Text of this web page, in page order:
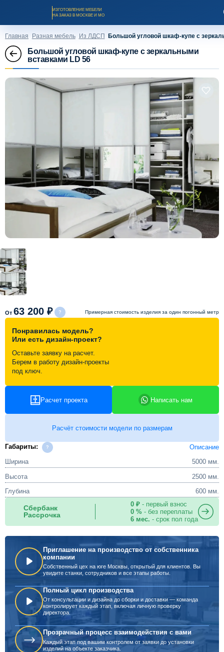
ИЗГОТОВЛЕНИЕ МЕБЕЛИ
НА ЗАКАЗ В МОСКВЕ И МО
Заказать звонок
О компании
Оплата и доставка
Рассрочка и кредит
Акции и скидки
Видеоотзывы
Статьи
Контакты
Главная Разная мебель Из ЛДСП Большой угловой шкаф-купе с
Большой угловой шкаф-купе с зеркальными
вставками LD 56
От 63 200 ₽ Примерная стоимость изделия за один погонный метр
Понравилась модель?
Или есть дизайн-проект?
Оставьте заявку на расчет.
Берем в работу дизайн-проекты
под ключ.
Расчет проекта Написать нам
Расчёт стоимости модели по размерам
Габариты:
Описание
Ширина
5000 мм.
Высота
2500 мм.
Глубина
600 мм.
Сбербанк
Рассрочка
0 ₽- первый взнос
0 %- без переплаты
6 мес. - срок пол года
Приглашение на производство от собственника
компании
Собственный цех на юге Москвы, открытый для клиентов. Вы
увидите станки, сотрудников и все этапы работы.
Полный цикл производства
От консультации и дизайна до сборки и доставки — команда
контролирует каждый этап, включая личную проверку
директора.
Прозрачный процесс взаимодействия с вами
Каждый этап под вашим контролем от заявки до установки
изделий на объекте заказчика.